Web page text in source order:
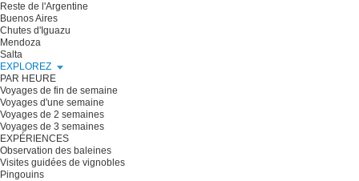
Reste de l'Argentine
Buenos Aires
Chutes d'Iguazu
Mendoza
Salta
EXPLOREZ
PAR HEURE
Voyages de fin de semaine
Voyages d'une semaine
Voyages de 2 semaines
Voyages de 3 semaines
EXPÉRIENCES
Observation des baleines
Visites guidées de vignobles
Pingouins